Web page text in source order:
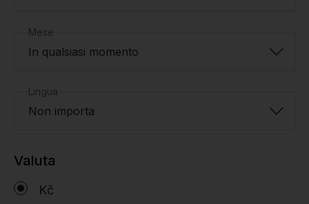
Mese
In qualsiasi momento
Lingua
Non importa
Valuta
Kč